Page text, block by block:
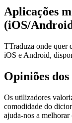
Aplicações
(iOS/
TTraduza onde quer
iOS e Android,
Opiniões
Os utilizadores
comodidade do
ajuda-nos a melhorar